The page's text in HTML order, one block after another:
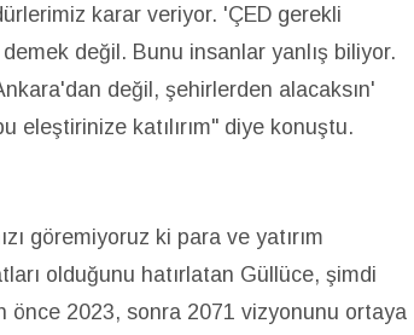
karar veriyor. 'ÇED gerekli
değil. Bunu insanlar yanlış biliyor.
değil, şehirlerden alacaksın'
eleştirinize katılırım" diye konuştu.
göremiyoruz ki para ve yatırım
olduğunu hatırlatan Güllüce, şimdi
önce 2023, sonra 2071 vizyonunu ortaya